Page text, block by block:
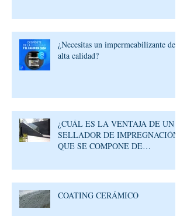
¿Necesitas un impermeabilizante de
alta calidad?
¿CUÁL ES LA VENTAJA DE UN
SELLADOR DE IMPREGNACIÓN
QUE SE COMPONE DE
COATING CERÁMICO